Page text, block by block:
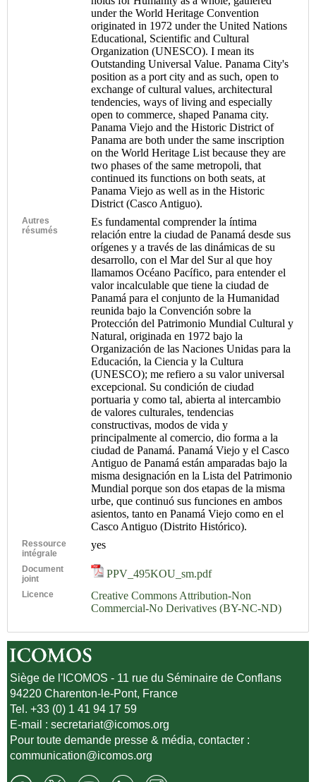
under the World Heritage Convention
originated in 1972 under the United Nations
Educational, Scientific and Cultural
Organization (UNESCO). I mean its
Outstanding Universal Value. Panama City's
position as a port city and as such, open to
exchange of cultural values, architectural
tendencies, ways of living and especially
open to commerce, shaped Panama city.
Panama Viejo and the Historic District of
Panama are both under the same inscription
on the World Heritage List because they are
two phases of the same metropoli, that
continued its functions on both seats, at
Panama Viejo as well as in the Historic
District (Casco Antiguo).
Autres
résumés
Es fundamental comprender la íntima
relación entre la ciudad de Panamá desde sus
orígenes y a través de las dinámicas de su
desarrollo, con el Mar del Sur al que hoy
llamamos Océano Pacífico, para entender el
valor incalculable que tiene la ciudad de
Panamá para el conjunto de la Humanidad
reunida bajo la Convención sobre la
Protección del Patrimonio Mundial Cultural y
Natural, originada en 1972 bajo la
Organización de las Naciones Unidas para la
Educación, la Ciencia y la Cultura
(UNESCO); me refiero a su valor universal
excepcional. Su condición de ciudad
portuaria y como tal, abierta al intercambio
de valores culturales, tendencias
constructivas, modos de vida y
principalmente al comercio, dio forma a la
ciudad de Panamá. Panamá Viejo y el Casco
Antiguo de Panamá están amparadas bajo la
misma designación en la Lista del Patrimonio
Mundial porque son dos etapas de la misma
urbe, que continuó sus funciones en ambos
asientos, tanto en Panamá Viejo como en el
Casco Antiguo (Distrito Histórico).
Ressource
intégrale
yes
Document
joint
PPV_495KOU_sm.pdf
Licence
Creative Commons Attribution-Non
Commercial-No Derivatives (BY-NC-ND)
Siège de l'ICOMOS - 11 rue du Séminaire de Conflans
94220 Charenton-le-Pont, France
Tel. +33 (0) 1 41 94 17 59
E-mail :secretariat@icomos.org
Pour toute demande presse & média, contacter :
communication@icomos.org